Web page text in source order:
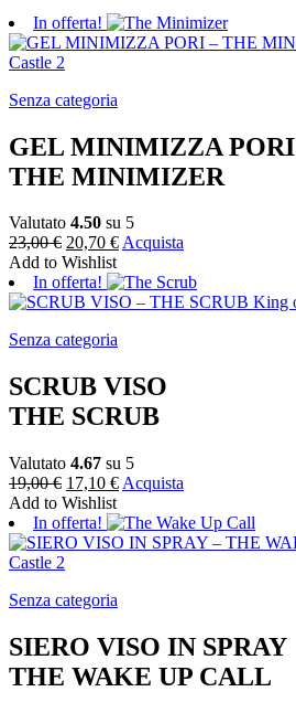
In offerta!
Senza categoria
GEL MINIMIZZA PORI
THE MINIMIZER
Valutato 4.50 su 5
23,00€ 20,70 €Acquista
Add to Wishlist
In offerta!
Senza categoria
SCRUB VISO
THE SCRUB
Valutato 4.67 su 5
19,00€ 17,10 € Acquista
Add to Wishlist
In offerta!
Senza categoria
SIERO VISO IN SPRAY
THE WAKE UP CALL